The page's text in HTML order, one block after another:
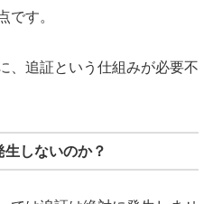
です。
、追証という仕組みが必要不
しないのか？